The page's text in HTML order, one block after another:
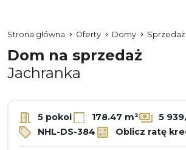
Strona główna Oferty Domy Sprzedaż
Dom na sprzedaż
Jachranka
5 pokoi 178.47 m² 5
NHL-DS-384 Oblicz ratę